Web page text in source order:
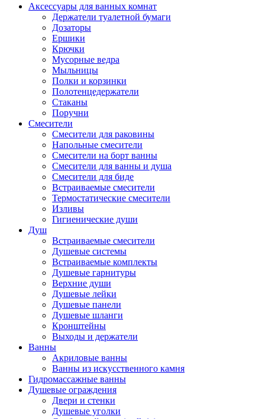
Аксессуары для ванных комнат
Держатели туалетной бумаги
Дозаторы
Ершики
Крючки
Мусорные ведра
Мыльницы
Полки и корзинки
Полотенцедержатели
Стаканы
Поручни
Смесители
Смесители для раковины
Напольные смесители
Смесители на борт ванны
Смесители для ванны и душа
Смесители для биде
Встраиваемые смесители
Термостатические смесители
Изливы
Гигиенические души
Душ
Встраиваемые смесители
Душевые системы
Встраиваемые комплекты
Душевые гарнитуры
Верхние души
Душевые лейки
Душевые панели
Душевые шланги
Кронштейны
Выходы и держатели
Ванны
Акриловые ванны
Ванны из искусственного камня
Гидромассажные ванны
Душевые ограждения
Двери и стенки
Душевые уголки